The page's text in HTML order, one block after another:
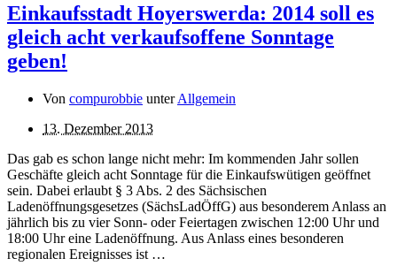
Einkaufsstadt Hoyerswerda: 2014 soll es
gleich acht verkaufsoffene Sonntage
geben!
Von compurobbie unterAllgemein
13. Dezember 2013
Das gab es schon lange nicht mehr: Im kommenden Jahr sollen
Geschäfte gleich acht Sonntage für die Einkaufswütigen geöffnet
sein. Dabei erlaubt § 3 Abs. 2 des Sächsischen
Ladenöffnungsgesetzes (SächsLadÖffG) aus besonderem Anlass an
jährlich bis zu vier Sonn- oder Feiertagen zwischen 12:00 Uhr und
18:00 Uhr eine Ladenöffnung. Aus Anlass eines besonderen
regionalen Ereignisses ist …